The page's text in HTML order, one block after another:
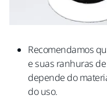
Recomendamos
e suas ranhuras
depende do
do uso.